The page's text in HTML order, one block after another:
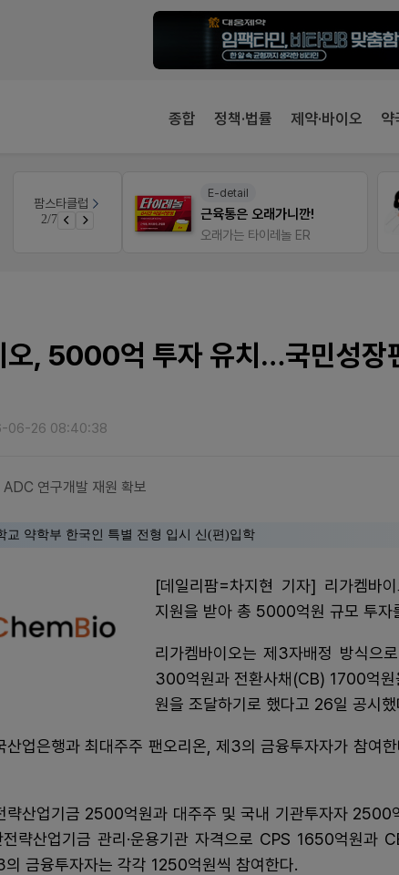
종합 정책·법률 제약·바이오 약
팜스타클럽
3/7
E-detail
근육통은 오래가니깐!
오래가는 타이레놀 ER
오, 5000억 투자 유치…국민성장
06-26 08:40:38
ADC 연구개발 재원 확보
교 약학부 한국인 특별 전형 입시 신(편)입학
[데일리팜=차지현 기자] 리가켐바이
지원을 받아 총 5000억원 규모 투자
리가켐바이오는 제3자배정 방식으
300억원과 전환사채(CB) 1700억
원을 조달하기로 했다고 26일 공시했
산업은행과 최대주주 팬오리온, 제3의 금융투자자가 참여
략산업기금 2500억원과 대주주 및 국내 기관투자자 2500
전략산업기금 관리·운용기관 자격으로 CPS 1650억원과
의 금융투자자는 각각 1250억원씩 참여한다.